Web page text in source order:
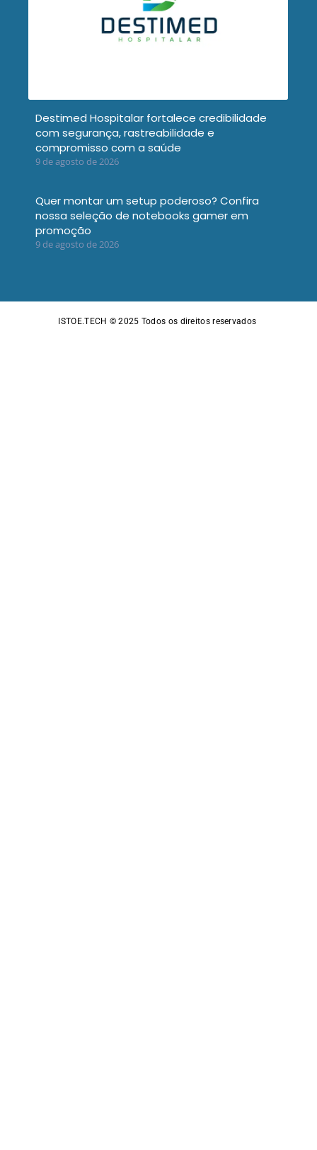
Destimed Hospitalar fortalece credibilidade
com segurança, rastreabilidade e
compromisso com a saúde
9 de agosto de 2026
Quer montar um setup poderoso? Confira
nossa seleção de notebooks gamer em
promoção
9 de agosto de 2026
ISTOE.TECH © 2025 Todos os direitos reservados